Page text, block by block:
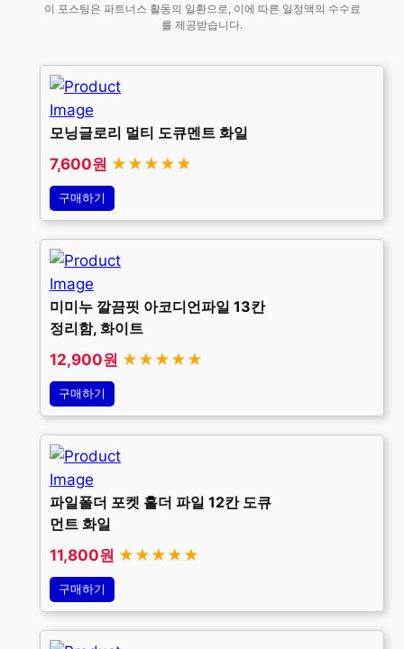
이 포스팅은 파트너스 활동의 일환으로, 이에 따른 일정액의 수수료
를 제공받습니다.
모닝글로리 멀티 도큐멘트 화일
7,600원 ★★★★★
구매하기
미미누 깔끔핏 아코디언파일 13칸
정리함, 화이트
12,900원 ★★★★★
구매하기
파일폴더 포켓 홀더 파일 12칸 도큐
먼트 화일
11,800원 ★★★★★
구매하기